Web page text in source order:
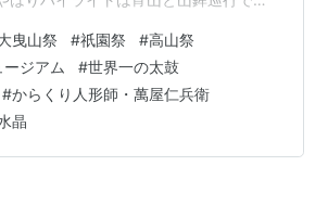
て継承されてきた前祭・後祭の習わし
伝えていくためだそうです。前祭は23
11基が巡行します。 祇園の語源 祇園精
ーサラ国首都シュラーヴァスティー
端から西南約500mの位置にあった精舎
曳山祭 #祇園祭 #高山祭
ージアム #世界一の太鼓
#からくり人形師・萬屋仁兵衛
晶